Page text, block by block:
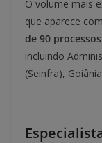
O volume mais
que aparece com
de 90 processos
incluindo
(Seinfra),